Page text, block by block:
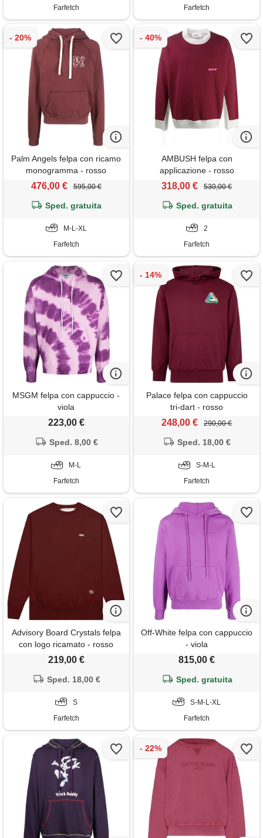
Farfetch Farfetch
Palm Angels felpa con ricamo
monogramma - rosso
476,00 € 595,00 €
Sped. gratuita
M-L-XL
Farfetch
AMBUSH felpa con
applicazione - rosso
318,00 € 530,00 €
Sped. gratuita
2
Farfetch
MSGM felpa con cappuccio -
viola
223,00 €
Sped. 8,00 €
M-L
Farfetch
Palace felpa con cappuccio
tri-dart - rosso
248,00 € 290,00 €
Sped. 18,00 €
S-M-L
Farfetch
Advisory Board Crystals felpa
con logo ricamato - rosso
219,00 €
Sped. 18,00 €
S
Farfetch
Off-White felpa con cappuccio
- viola
815,00 €
Sped. gratuita
S-M-L-XL
Farfetch